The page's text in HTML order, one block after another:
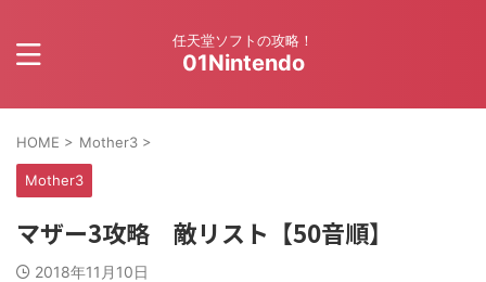
任天堂ソフトの攻略！
01Nintendo
HOME > Mother3 >
Mother3
マザー3攻略 敵リスト【50音順】
2018年11月10日